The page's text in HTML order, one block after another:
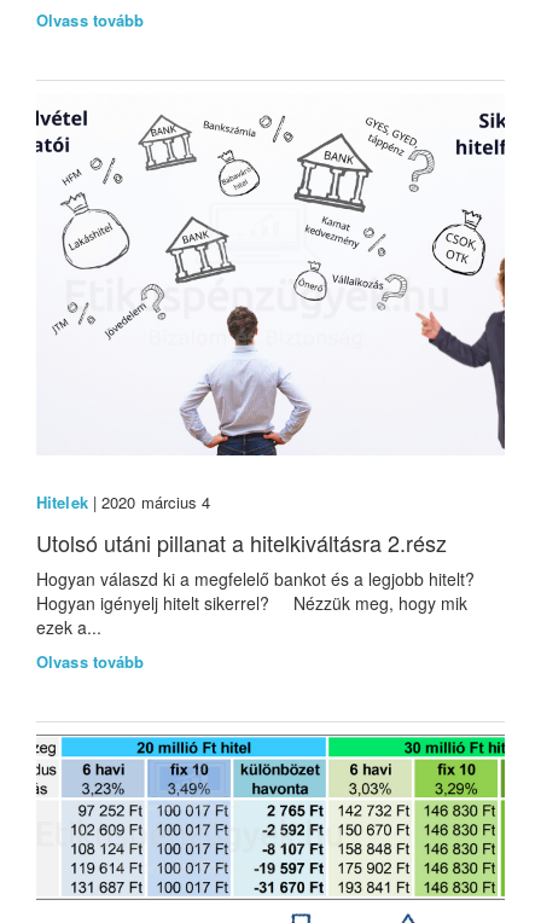
Olvass tovább
Hitelek| 2020 március 4
Utolsó utáni pillanat a hitelkiváltásra 2.rész
Hogyan válaszd ki a megfelelő bankot és a legjobb hitelt?
Hogyan igényelj hitelt sikerrel? Nézzük meg, hogy mik
ezek a...
Olvass tovább